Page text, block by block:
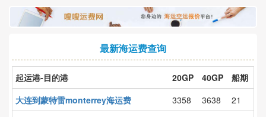
最新海运费查询
起运港-目的港 20GP 40GP
船期
大连到蒙特雷monterrey海运费
3358 3638
21